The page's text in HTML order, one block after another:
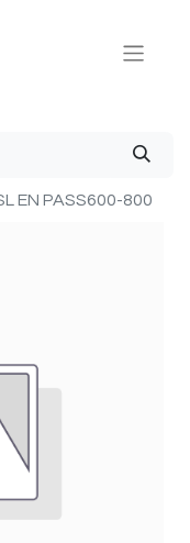
EN PASS600-800